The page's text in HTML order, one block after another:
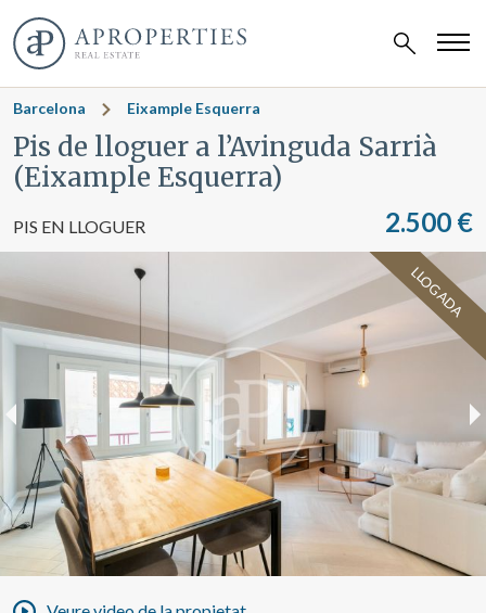
Barcelona Eixample Esquerra
Pis de lloguer a l’Avinguda Sarrià
(Eixample Esquerra)
PIS EN LLOGUER 2.500 €
LLOGADA